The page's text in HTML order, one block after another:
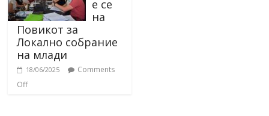
е се
на
Повикот за
Локално собрание
на млади
18/06/2025
Comments
Off